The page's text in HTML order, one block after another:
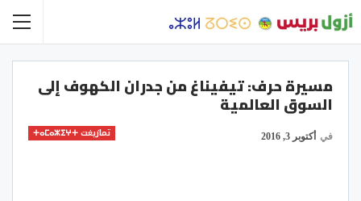
مسيرة حرف: تيفيناغ من جدران الكهوف إلى
السوق العالمية
تمازيغت ⵜⴰⵎⴰⵣⵉⵖⵜ في أكتوبر 3, 2016